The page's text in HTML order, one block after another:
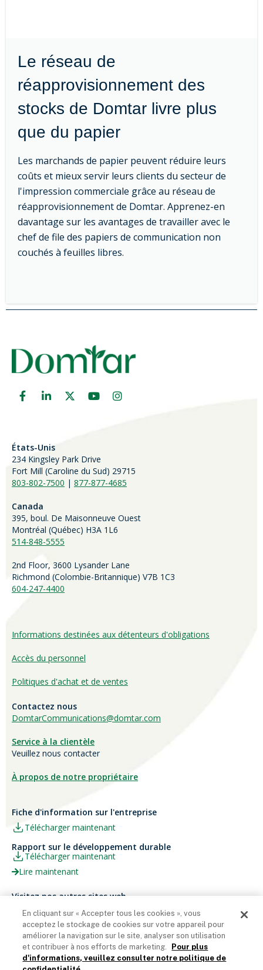
Le réseau de
réapprovisionnement des
stocks de Domtar livre plus
que du papier
Les marchands de papier peuvent réduire leurs
coûts et mieux servir leurs clients du secteur de
l'impression commerciale grâce au réseau de
réapprovisionnement de Domtar. Apprenez-en
davantage sur les avantages de travailler avec le
chef de file des papiers de communication non
couchés à feuilles libres.
États-Unis
234 Kingsley Park Drive
Fort Mill (Caroline du Sud) 29715
803-802-7500 | 877-877-4685
Canada
395, boul. De Maisonneuve Ouest
Montréal (Québec) H3A 1L6
514-848-5555
2nd Floor, 3600 Lysander Lane
Richmond (Colombie-Britannique) V7B 1C3
604-247-4400
Informations destinées aux détenteurs d'obligations
Accès du personnel
Politiques d'achat et de ventes
Contactez nous
DomtarCommunications@domtar.com
Service à la clientèle
Veuillez nous contacter
À propos de notre propriétaire
Fiche d'information sur l'entreprise
Télécharger maintenant
Rapport sur le développement durable
Télécharger maintenant
Lire maintenant
Visitez nos autres sites web
Carrières
Ariva
Papier Xerox® Canada
Xerox® Paper USA
En cliquant sur « Accepter tous les cookies », vous
acceptez le stockage de cookies sur votre appareil pour
améliorer la navigation sur le site, analyser son utilisation
et contribuer à nos efforts de marketing.
Pour plus
d'informations, veuillez consulter notre politique de